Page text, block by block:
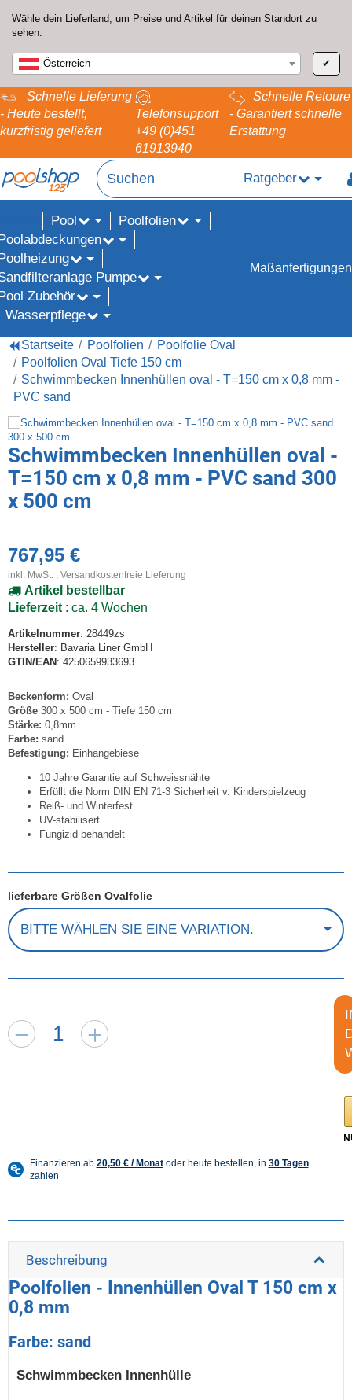
Wähle dein Lieferland, um Preise und Artikel für deinen Standort zu
sehen.
Österreich ✔
Schnelle Lieferung
- Heute bestellt,
kurzfristig geliefert
Telefonsupport
+49 (0)451
61913940
Schnelle Retoure
- Garantiert schnelle
Erstattung
Ratgeber
Pool
Poolfolien
Pumpe
Zubehör
Wasserpflege
Maßanfertigungen
Startseite Poolfolien
Poolfolie Oval
Poolfolien Oval Tiefe 150 cm
Schwimmbecken Innenhüllen oval - T=150 cm x 0,8 mm -
PVC sand
Schwimmbecken Innenhüllen oval -
T=150 cm x 0,8 mm - PVC sand 300
x 500 cm
767,95 €
inkl. MwSt. , Versandkostenfreie Lieferung
Artikel bestellbar
Lieferzeit : ca. 4 Wochen
Artikelnummer: 28449zs
Hersteller: Bavaria Liner GmbH
GTIN/EAN : 4250659933693
Beckenform: Oval
Größe 300 x 500 cm - Tiefe 150 cm
Stärke: 0,8mm
Farbe: sand
Befestigung: Einhängebiese
10 Jahre Garantie auf Schweissnähte
Erfüllt die Norm DIN EN 71-3 Sicherheit v. Kinderspielzeug
Reiß- und Winterfest
UV-stabilisert
Fungizid behandelt
lieferbare Größen Ovalfolie
BITTE WÄHLEN SIE EINE VARIATION.
Beschreibung
Poolfolien - Innenhüllen Oval T 150 cm x
0,8 mm
Farbe: sand
Schwimmbecken Innenhülle